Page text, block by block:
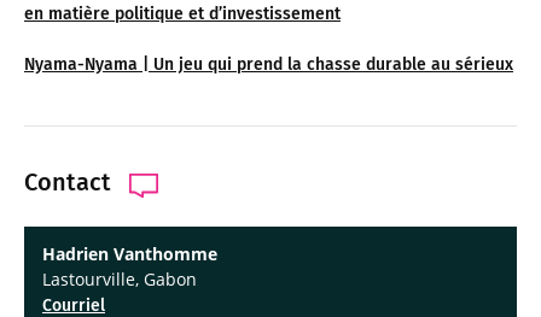
en matière politique et d’investissement
Nyama-Nyama | Un jeu qui prend la chasse durable au sérieux
Contact
Hadrien Vanthomme
Lastourville, Gabon
Courriel